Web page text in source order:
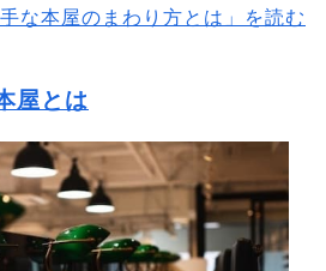
手な本屋のまわり方とは」を読む
屋とは